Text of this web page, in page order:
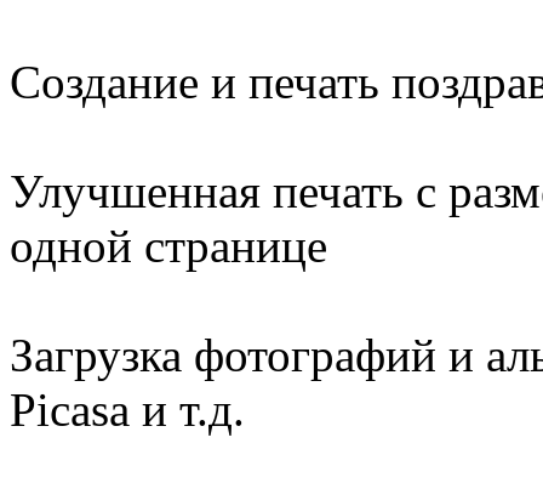
Создание и печать
Улучшенная печать с
одной странице
Загрузка фотографий и
Picasa и т.д.